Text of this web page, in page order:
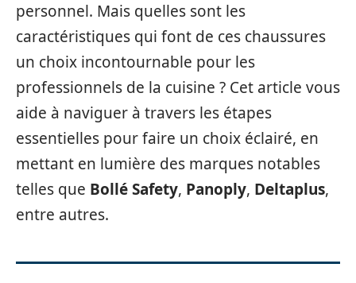
personnel. Mais quelles sont les
caractéristiques qui font de ces chaussures
un choix incontournable pour les
professionnels de la cuisine ? Cet article vous
aide à naviguer à travers les étapes
essentielles pour faire un choix éclairé, en
mettant en lumière des marques notables
telles que Bollé Safety, Panoply, Deltaplus,
entre autres.